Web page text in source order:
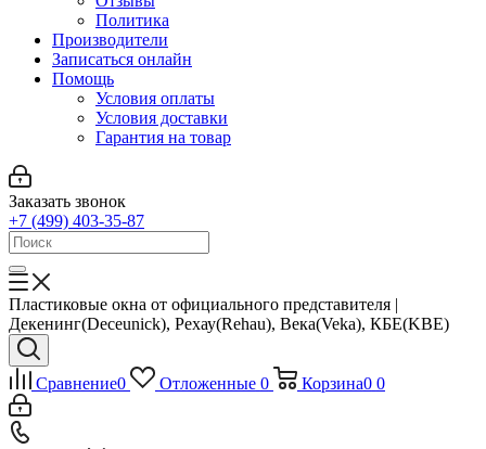
Политика
Производители
Записаться онлайн
Помощь
Условия оплаты
Условия доставки
Гарантия на товар
Заказать звонок
+7 (499) 403-35-87
Пластиковые окна от официального представителя |
Декенинг(Deceunick), Рехау(Rehau), Века(Veka), КБЕ(KBE)
Сравнение0 Отложенные 0 Корзина0 0